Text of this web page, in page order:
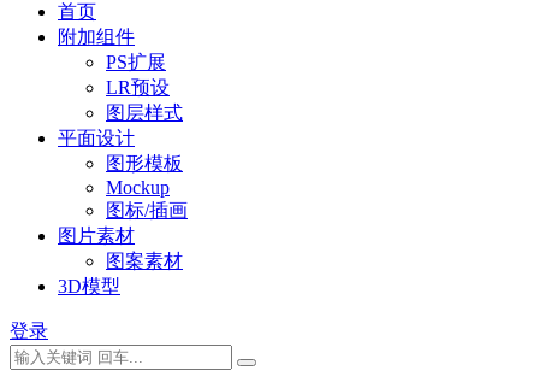
首页
附加组件
PS扩展
LR预设
图层样式
平面设计
图形模板
Mockup
图标/插画
图片素材
图案素材
3D模型
登录